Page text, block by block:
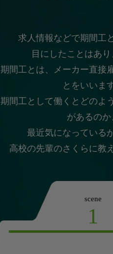
求人情報などで期間工
目にしたことはあり
期間工とは、メーカー直接
とをいいま
期間工として働くとどのよ
があるのか
最近気になっている
高校の先輩のさくらに教
scene
1